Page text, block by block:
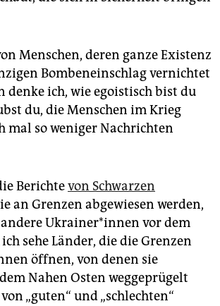
Menschen, deren ganze Existenz
Bombeneinschlag vernichtet
denke ich, wie egoistisch bist du
du, die Menschen im Krieg
mal so weniger Nachrichten
Berichtevon Schwarzen
an Grenzen abgewiesen werden,
Ukrai­ne­r*in­nen vor dem
sehe Länder, die die Grenzen
öffnen, von denen sie
Nahen Osten weggeprügelt
„guten“ und „schlechten“